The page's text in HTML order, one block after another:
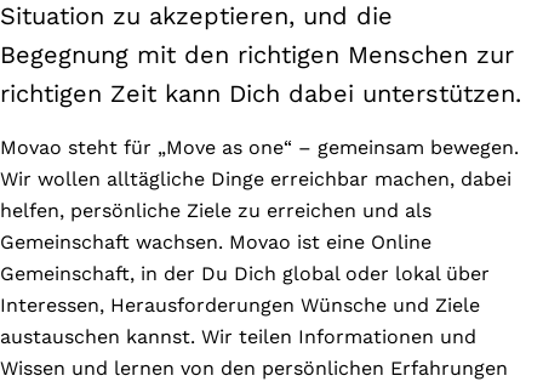
Situation zu akzeptieren, und die
Begegnung mit den richtigen Menschen zur
richtigen Zeit kann Dich dabei unterstützen.
Movao steht für „Move as one“ – gemeinsam bewegen.
Wir wollen alltägliche Dinge erreichbar machen, dabei
helfen, persönliche Ziele zu erreichen und als
Gemeinschaft wachsen. Movao ist eine Online
Gemeinschaft, in der Du Dich global oder lokal über
Interessen, Herausforderungen Wünsche und Ziele
austauschen kannst. Wir teilen Informationen und
Wissen und lernen von den persönlichen Erfahrungen